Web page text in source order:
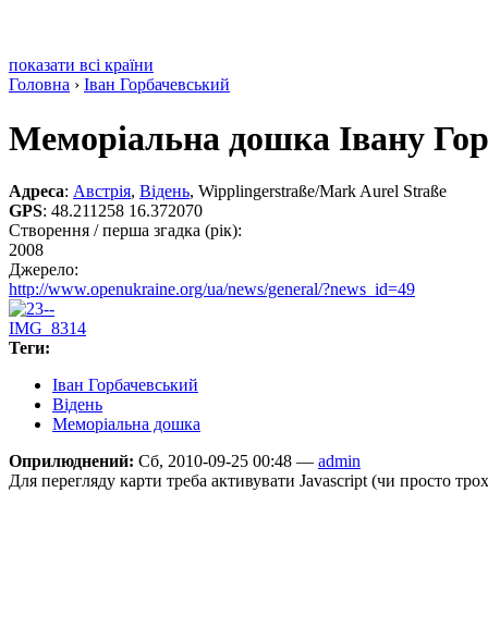
показати всі країни
Головна › Іван Горбачевський
Меморіальна дошка Івану
Адреса: Австрія, Відень, Wipplingerstraße/Mark Aurel Straße
GPS: 48.211258 16.372070
Створення / перша згадка (рік):
2008
Джерело:
http://www.openukraine.org/ua/news/general/?news_id=49
Теги:
Іван Горбачевський
Відень
Меморіальна дошка
Оприлюднений: Сб, 2010-09-25 00:48 — admin
Для перегляду карти треба активувати Javascript (чи просто